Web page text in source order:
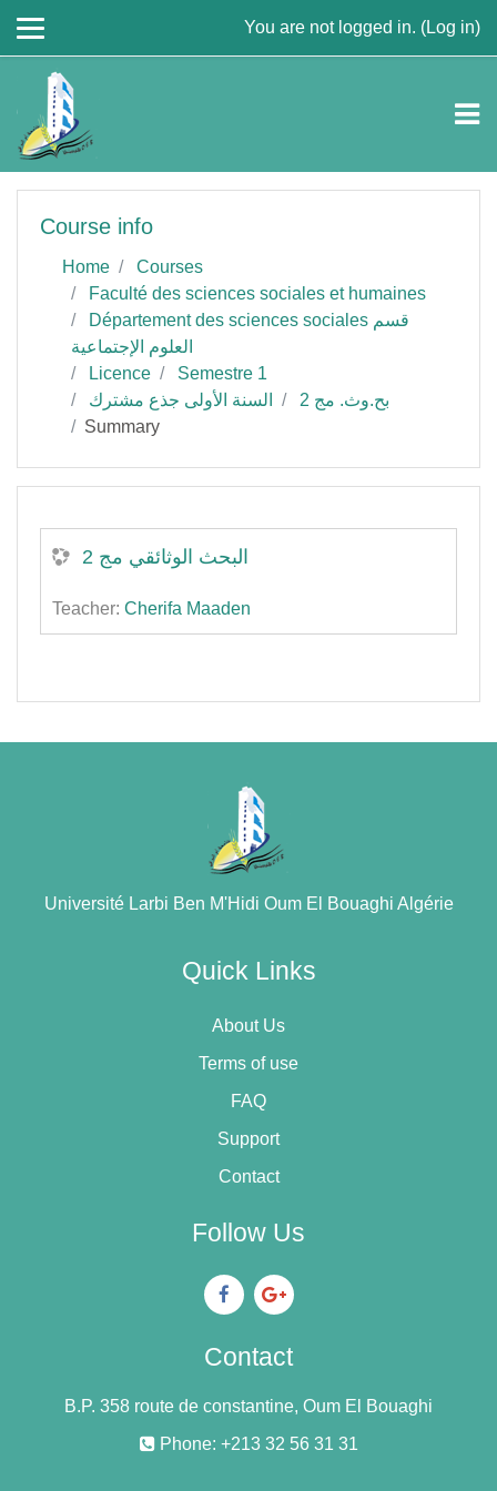
You are not logged in. (Log in)
Course info
Home
Courses
Faculté des sciences sociales et humaines
Département des sciences sociales قسم
العلوم الإجتماعية
Licence
Semestre 1
السنة الأولى جذع مشترك
بح.وث. مج 2
Summary
البحث الوثائقي مج 2
Teacher: Cherifa Maaden
Université Larbi Ben M'Hidi Oum El Bouaghi Algérie
Quick Links
About Us
Terms of use
FAQ
Support
Contact
Follow Us
Contact
B.P. 358 route de constantine, Oum El Bouaghi
Phone: +213 32 56 31 31